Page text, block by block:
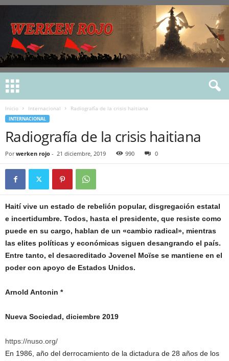
Inicio Internacional Radiografía de la crisis haitiana
INTERNACIONAL
Radiografía de la crisis haitiana
Por werken rojo - 21 diciembre, 2019 990 0
Haití vive un estado de rebelión popular, disgregación estatal
e incertidumbre. Todos, hasta el presidente, que resiste como
puede en su cargo, hablan de un «cambio radical», mientras
las elites políticas y económicas siguen desangrando el país.
Entre tanto, el desacreditado Jovenel Moïse se mantiene en el
poder con apoyo de Estados Unidos.
Arnold Antonin *
Nueva Sociedad, diciembre 2019
https://nuso.org/
En 1986, año del derrocamiento de la dictadura de 28 años de los